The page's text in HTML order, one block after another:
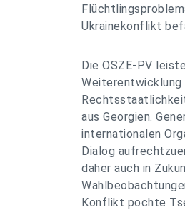
Ukrainekonflikt
Die OSZE-PV
Weiterentwicklung
aus Georgien.
internationalen
Dialog
daher auch in
Konflikt pochte